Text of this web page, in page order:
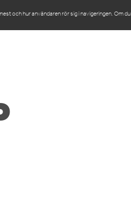
och hur användaren rör sig i navigeringen. Om du